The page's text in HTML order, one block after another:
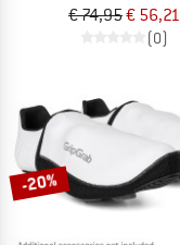
€ 74,95€ 56,21
(0)
-20%